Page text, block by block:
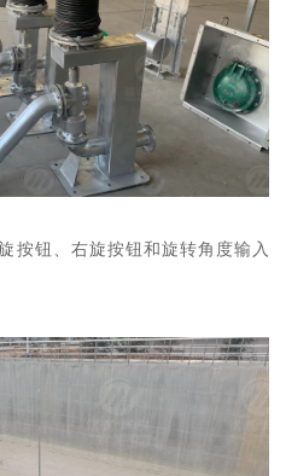
按钮、右旋按钮和旋转角度输入